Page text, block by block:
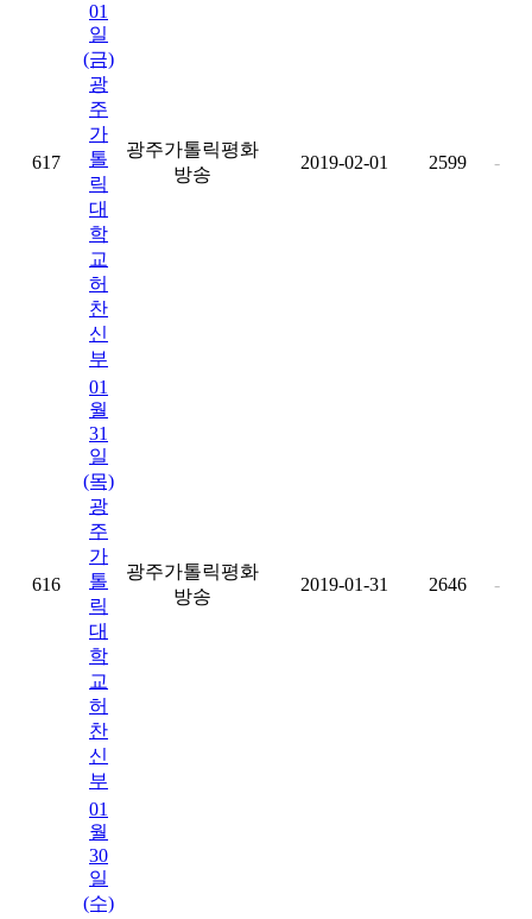
617
01
일
(금)
광
주
가
톨
릭
대
학
교
허
찬
신
부
광주가톨릭평화
방송
2019-02-01 2599 -
616
01
월
31
일
(목)
광
주
가
톨
릭
대
학
교
허
찬
신
부
광주가톨릭평화
방송
2019-01-31 2646 -
01
월
30
일
(수)